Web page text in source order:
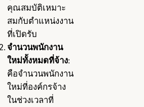
คุณสมบัติเหมาะ
สมกับตำแหน่งงาน
ที่เปิดรับ
จำนวนพนักงาน
ใหม่ทั้งหมดที่จ้าง:
คือจำนวนพนักงาน
ใหม่ที่องค์กรจ้าง
ในช่วงเวลาที่